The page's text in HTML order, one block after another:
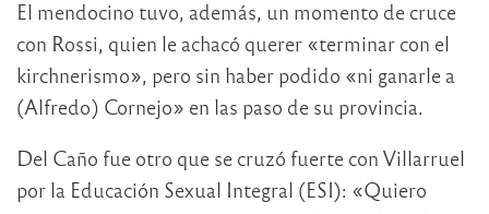
El mendocino tuvo, además, un momento de cruce
con Rossi, quien le achacó querer «terminar con el
kirchnerismo», pero sin haber podido «ni ganarle a
(Alfredo) Cornejo» en las paso de su provincia.
Del Caño fue otro que se cruzó fuerte con Villarruel
por la Educación Sexual Integral (ESI): «Quiero